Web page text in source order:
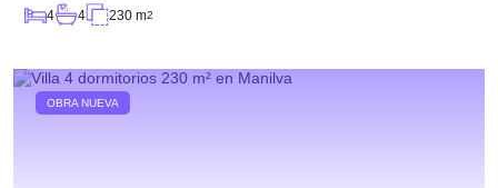
4 4 230 m2
OBRA NUEVA